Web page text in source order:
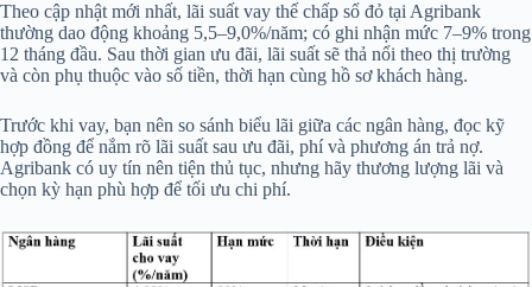
Theo cập nhật mới nhất, lãi suất vay thế chấp sổ đỏ tại Agribank
thường dao động khoảng 5,5–9,0%/năm; có ghi nhận mức 7–9% trong
12 tháng đầu. Sau thời gian ưu đãi, lãi suất sẽ thả nổi theo thị trường
và còn phụ thuộc vào số tiền, thời hạn cùng hồ sơ khách hàng.
Trước khi vay, bạn nên so sánh biểu lãi giữa các ngân hàng, đọc kỹ
hợp đồng để nắm rõ lãi suất sau ưu đãi, phí và phương án trả nợ.
Agribank có uy tín nên tiện thủ tục, nhưng hãy thương lượng lãi và
chọn kỳ hạn phù hợp để tối ưu chi phí.